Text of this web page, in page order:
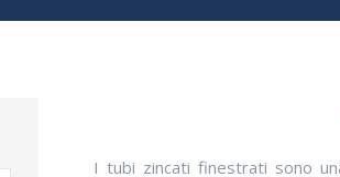
I tubi zincati finestrati sono